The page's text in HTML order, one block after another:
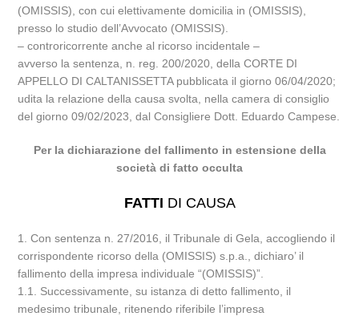
(OMISSIS), con cui elettivamente domicilia in (OMISSIS),
presso lo studio dell’Avvocato (OMISSIS).
– controricorrente anche al ricorso incidentale –
avverso la sentenza, n. reg. 200/2020, della CORTE DI
APPELLO DI CALTANISSETTA pubblicata il giorno 06/04/2020;
udita la relazione della causa svolta, nella camera di consiglio
del giorno 09/02/2023, dal Consigliere Dott. Eduardo Campese.
Per la dichiarazione del fallimento in estensione della
società di fatto occulta
FATTI DI CAUSA
1. Con sentenza n. 27/2016, il Tribunale di Gela, accogliendo il
corrispondente ricorso della (OMISSIS) s.p.a., dichiaro’ il
fallimento della impresa individuale “(OMISSIS)”.
1.1. Successivamente, su istanza di detto fallimento, il
medesimo tribunale, ritenendo riferibile l’impresa